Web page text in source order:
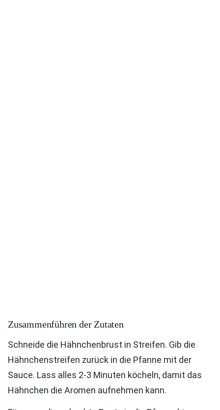
Zusammenführen der Zutaten
Schneide die Hähnchenbrust in Streifen. Gib die
Hähnchenstreifen zurück in die Pfanne mit der
Sauce. Lass alles 2-3 Minuten köcheln, damit das
Hähnchen die Aromen aufnehmen kann.